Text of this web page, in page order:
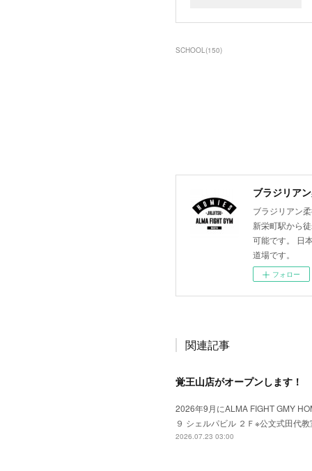
SCHOOL(150)
ブラジリア
ブラジリアン
新栄町駅から
可能です。 日
道場です。
フォロー
関連記事
覚王山店がオープンします！
2026年9月にALMA FIGHT GMY
９ シェルパビル ２Ｆ※公文式田代
2026.07.23 03:00